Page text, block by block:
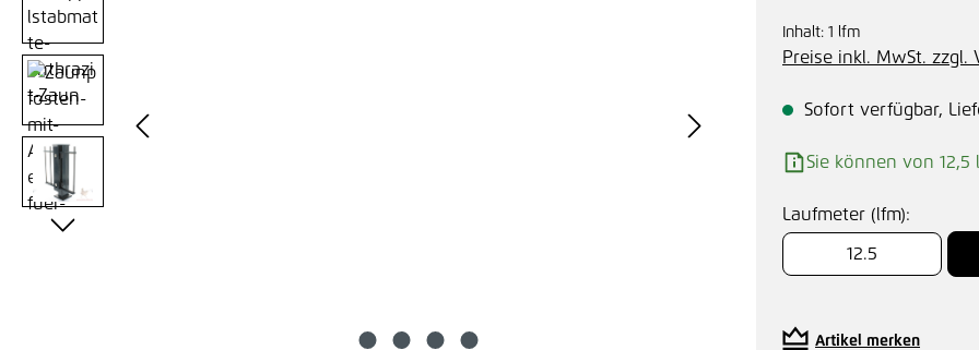
Inhalt: 1 lfm
Preise inkl. MwSt. zzgl.
Sofort verfügbar,
Sie können von 12,5
Laufmeter (lfm):
Artikel merken